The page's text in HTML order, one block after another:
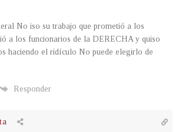
No iso su trabajo que prometió a los
a los funcionarios de la DERECHA y quiso
haciendo el ridículo No puede elegirlo de
Responder